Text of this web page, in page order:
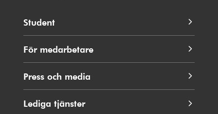
Student
För medarbetare
Press och media
Lediga tjänster